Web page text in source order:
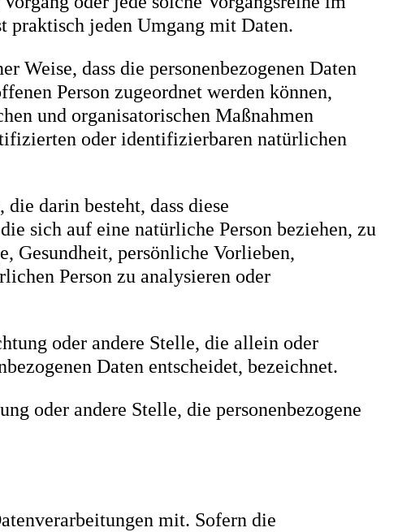
praktisch jeden Umgang mit Daten.
Weise, dass die personenbezogenen Daten
Person zugeordnet werden können,
und organisatorischen Maßnahmen
oder identifizierbaren natürlichen
darin besteht, dass diese
sich auf eine natürliche Person beziehen, zu
Gesundheit, persönliche Vorlieben,
Person zu analysieren oder
oder andere Stelle, die allein oder
Daten entscheidet, bezeichnet.
oder andere Stelle, die personenbezogene
mit. Sofern die